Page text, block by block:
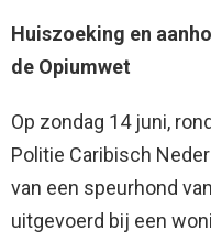
Huiszoeking en
de Opiumwet
Op zondag 14 juni,
Politie Caribisch
van een speurhond
uitgevoerd bij een